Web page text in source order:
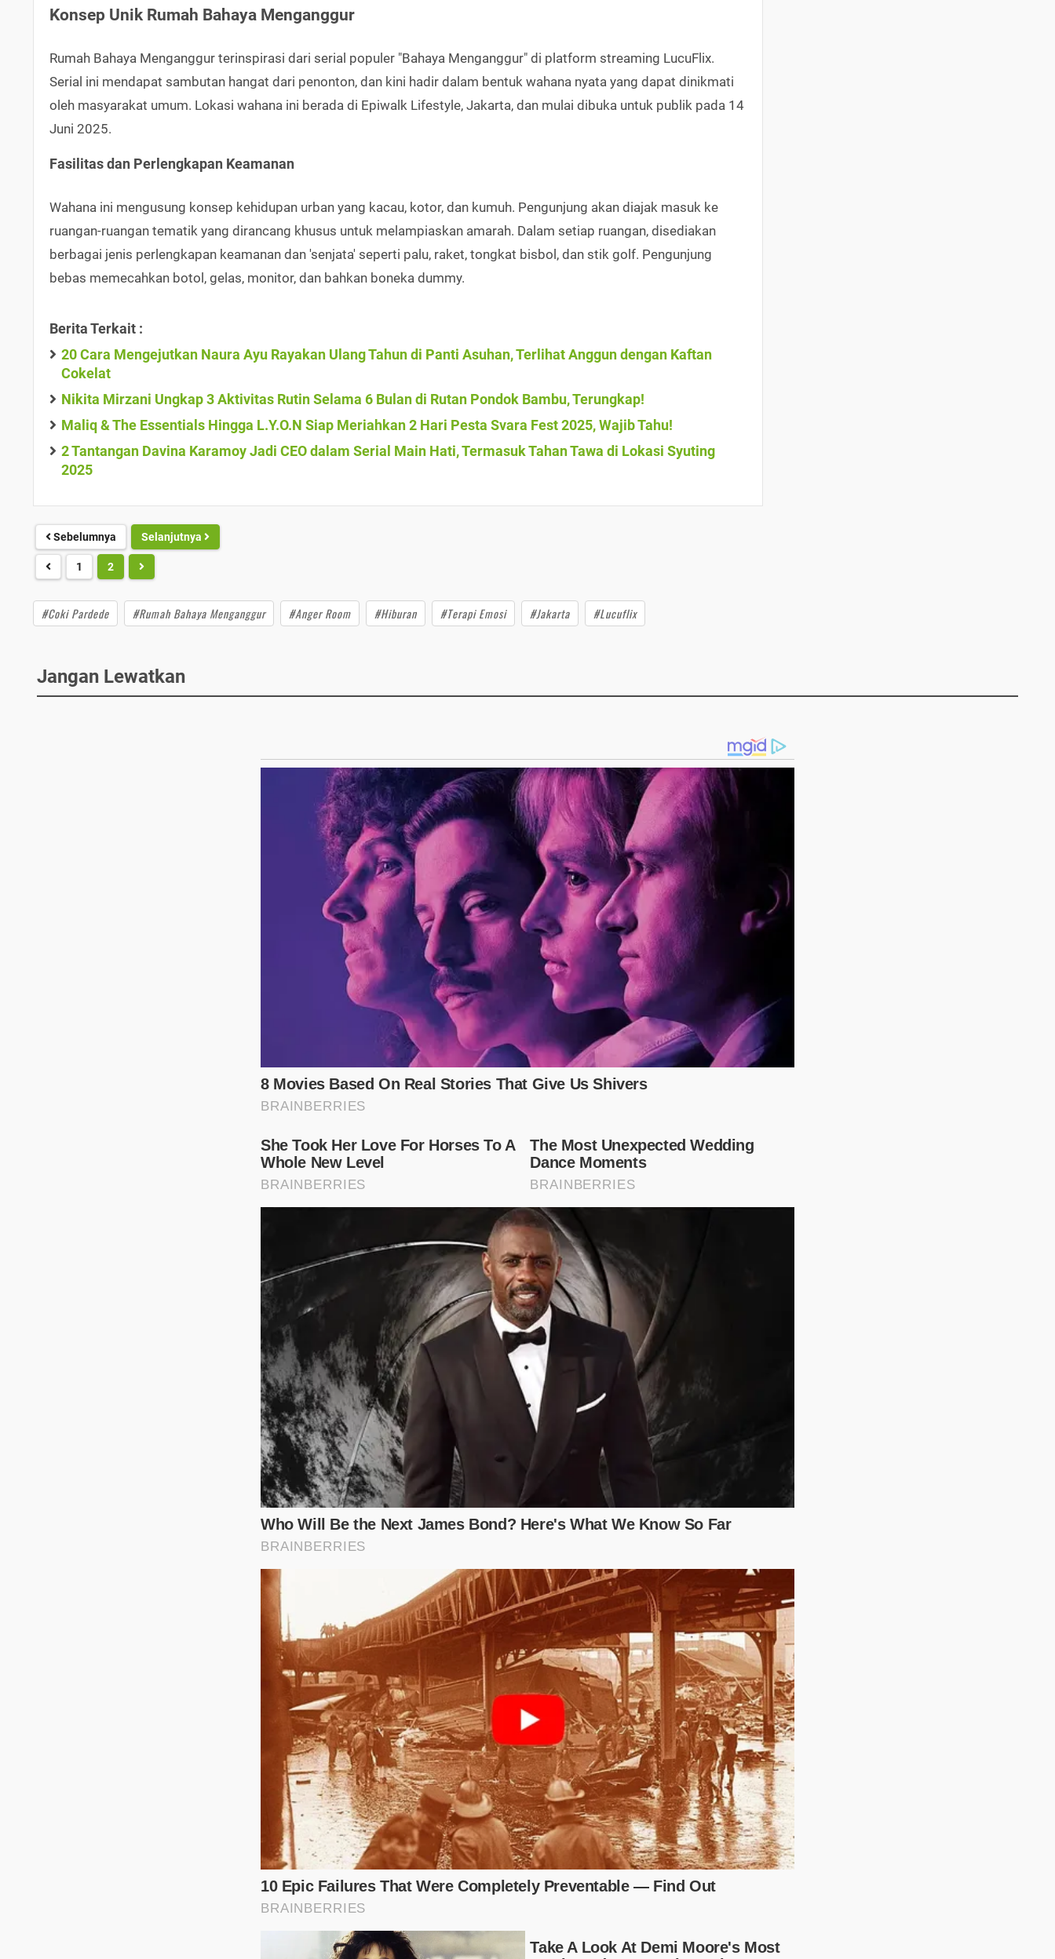
Konsep Unik Rumah Bahaya Menganggur
Rumah Bahaya Menganggur terinspirasi dari serial populer "Bahaya Menganggur" di platform streaming LucuFlix.
Serial ini mendapat sambutan hangat dari penonton, dan kini hadir dalam bentuk wahana nyata yang dapat dinikmati
oleh masyarakat umum. Lokasi wahana ini berada di Epiwalk Lifestyle, Jakarta, dan mulai dibuka untuk publik pada 14
Juni 2025.
Fasilitas dan Perlengkapan Keamanan
Wahana ini mengusung konsep kehidupan urban yang kacau, kotor, dan kumuh. Pengunjung akan diajak masuk ke
ruangan-ruangan tematik yang dirancang khusus untuk melampiaskan amarah. Dalam setiap ruangan, disediakan
berbagai jenis perlengkapan keamanan dan 'senjata' seperti palu, raket, tongkat bisbol, dan stik golf. Pengunjung
bebas memecahkan botol, gelas, monitor, dan bahkan boneka dummy.
Berita Terkait :
20 Cara Mengejutkan Naura Ayu Rayakan Ulang Tahun di Panti Asuhan, Terlihat Anggun dengan Kaftan
Cokelat
Nikita Mirzani Ungkap 3 Aktivitas Rutin Selama 6 Bulan di Rutan Pondok Bambu, Terungkap!
Maliq & The Essentials Hingga L.Y.O.N Siap Meriahkan 2 Hari Pesta Svara Fest 2025, Wajib Tahu!
2 Tantangan Davina Karamoy Jadi CEO dalam Serial Main Hati, Termasuk Tahan Tawa di Lokasi Syuting
2025
Sebelumnya Selanjutnya
1 2
#Coki Pardede #Rumah Bahaya Menganggur #Anger Room #Hiburan #Terapi Emosi #Jakarta #Lucuflix
Jangan Lewatkan